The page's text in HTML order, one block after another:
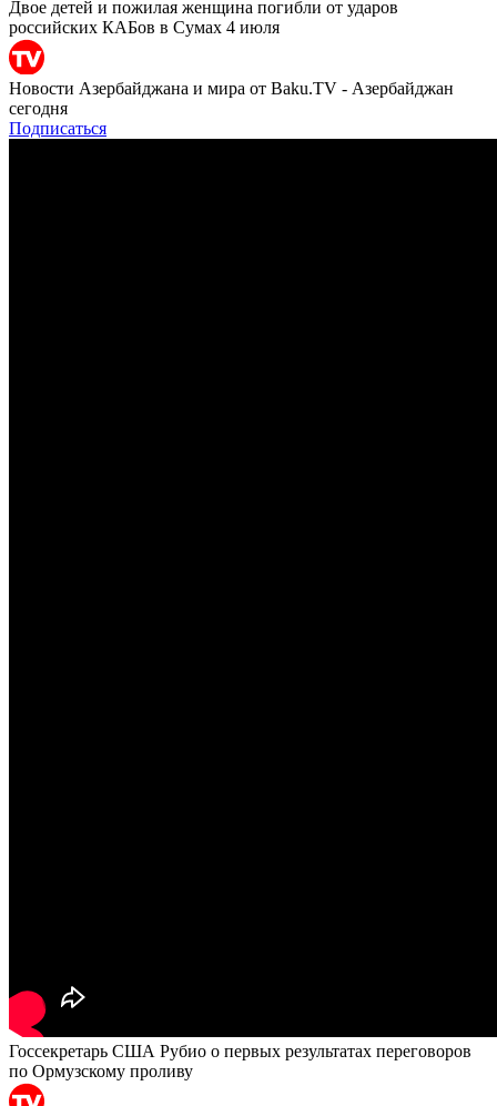
Двое детей и пожилая женщина погибли от ударов
российских КАБов в Сумах 4 июля
Новости Азербайджана и мира от Baku.TV - Азербайджан
сегодня
Подписаться
Госсекретарь США Рубио о первых результатах переговоров
по Ормузскому проливу